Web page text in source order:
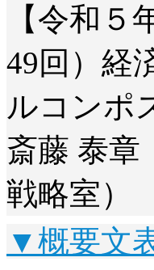
【令和
49回）経
ルコンポ
斎藤 泰章
戦略室）
▼概要文